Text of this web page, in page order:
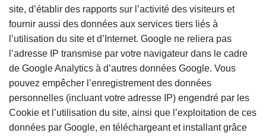
site, d’établir des rapports sur l’activité des visiteurs et
fournir aussi des données aux services tiers liés à
l’utilisation du site et d’Internet. Google ne reliera pas
l’adresse IP transmise par votre navigateur dans le cadre
de Google Analytics à d’autres données Google. Vous
pouvez empêcher l’enregistrement des données
personnelles (incluant votre adresse IP) engendré par les
Cookie et l’utilisation du site, ainsi que l’exploitation de ces
données par Google, en téléchargeant et installant grâce